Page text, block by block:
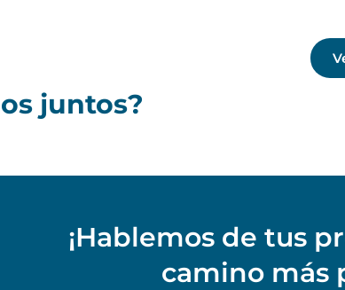
juntos?
¡Hablemos de tus
camino más